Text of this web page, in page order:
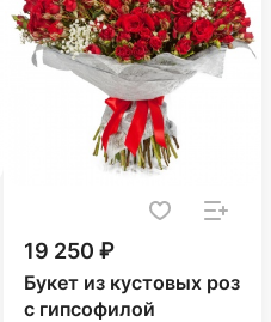
19 250 ₽
Букет из кустовых роз
с гипсофилой